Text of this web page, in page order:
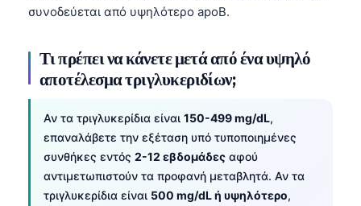
συνοδεύεται από υψηλότερο apoB.
Τι πρέπει να κάνετε μετά από ένα υψηλό
αποτέλεσμα τριγλυκεριδίων;
Αν τα τριγλυκερίδια είναι 150-499 mg/dL,
επαναλάβετε την εξέταση υπό τυποποιημένες
συνθήκες εντός 2-12 εβδομάδες αφού
αντιμετωπιστούν τα προφανή μεταβλητά. Αν τα
τριγλυκερίδια είναι 500 mg/dL ή υψηλότερο,
Türkçe
简体中文
فارسی
Български
Dansk
हिन्दी